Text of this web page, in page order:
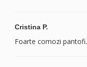
Cristina P.
Foarte comozi pantofi.